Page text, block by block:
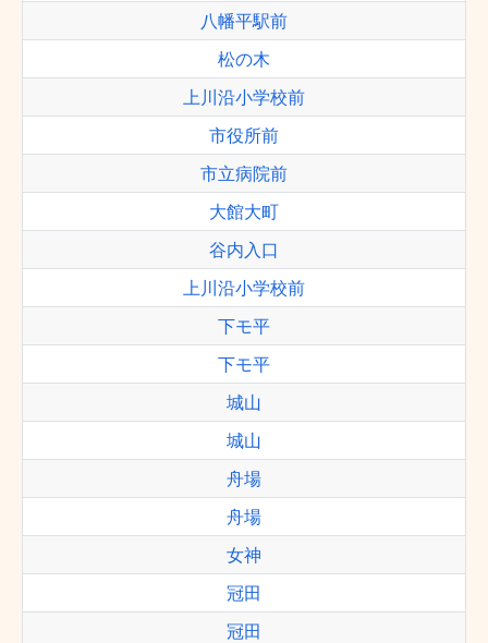
八幡平駅前
松の木
上川沿小学校前
市役所前
市立病院前
大館大町
谷内入口
上川沿小学校前
下モ平
下モ平
城山
城山
舟場
舟場
女神
冠田
冠田